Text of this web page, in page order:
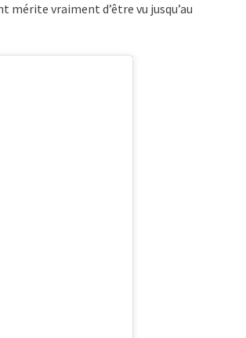
vraiment d’être vu jusqu’au